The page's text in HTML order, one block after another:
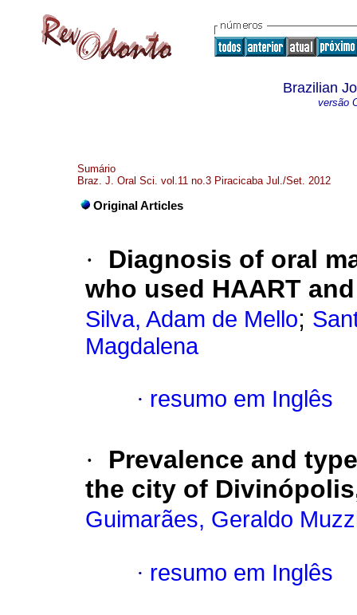
Brazilian
versão
Sumário
Braz. J. Oral Sci. vol.11 no.3 Piracicaba Jul./Set. 2012
Original Articles
·
Diagnosis of oral
who used HAART
Silva, Adam de Mello;
Magdalena
· resumo em Inglês
·
Prevalence and
the city of
Guimarães, Geraldo
· resumo em Inglês